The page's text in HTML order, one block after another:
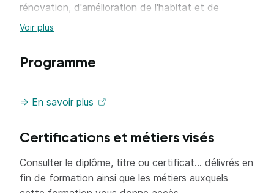
rénovation, d'amélioration de l'habitat et de
travaux neufs.
Voir plus
Programme
=> En savoir plus
Certifications et métiers visés
Consulter le diplôme, titre ou certificat... délivrés en
fin de formation ainsi que les métiers auxquels